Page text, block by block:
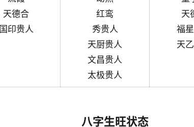
天德合
国印贵人
红鸾
秀贵人
天厨贵人
文昌贵人
太极贵人
天
福
天
八字生旺状态